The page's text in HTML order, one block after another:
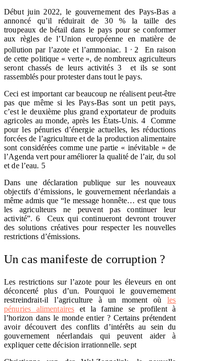
Début juin 2022, le gouvernement des Pays-Bas a
annoncé qu’il réduirait de 30 % la taille des
troupeaux de bétail dans le pays pour se conformer
aux règles de l’Union européenne en matière de
pollution par l’azote et l’ammoniac. 1 , 2 En raison
de cette politique « verte », de nombreux agriculteurs
seront chassés de leurs activités3 et ils se sont
rassemblés pour protester dans tout le pays.
Ceci est important car beaucoup ne réalisent peut-être
pas que même si les Pays-Bas sont un petit pays,
c’est le deuxième plus grand exportateur de produits
agricoles au monde, après les États-Unis. 4Comme
pour les pénuries d’énergie actuelles, les réductions
forcées de l’agriculture et de la production alimentaire
sont considérées comme une partie « inévitable » de
l’Agenda vert pour améliorer la qualité de l’air, du sol
et de l’eau. 5
Dans une déclaration publique sur les nouveaux
objectifs d’émissions, le gouvernement néerlandais a
même admis que “le message honnête… est que tous
les agriculteurs ne peuvent pas continuer leur
activité”.6 Ceux qui continueront devront trouver
des solutions créatives pour respecter les nouvelles
restrictions d’émissions.
Un cas manifeste de corruption ?
Les restrictions sur l’azote pour les éleveurs en ont
déconcerté plus d’un. Pourquoi le gouvernement
restreindrait-il l’agriculture à un moment oùles
pénuries alimentaires et la famine se profilent à
l’horizon dans le monde entier ? Certains prétendent
avoir découvert des conflits d’intérêts au sein du
gouvernement néerlandais qui peuvent aider à
expliquer cette décision irrationnelle.sept